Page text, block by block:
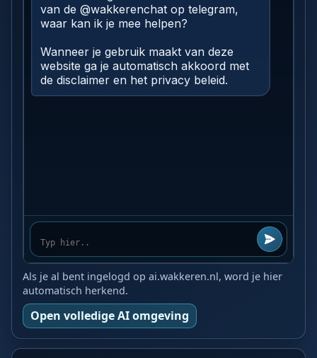
Als je al bent ingelogd op ai.wakkeren.nl, word je hier
automatisch herkend.
Open volledige AI omgeving